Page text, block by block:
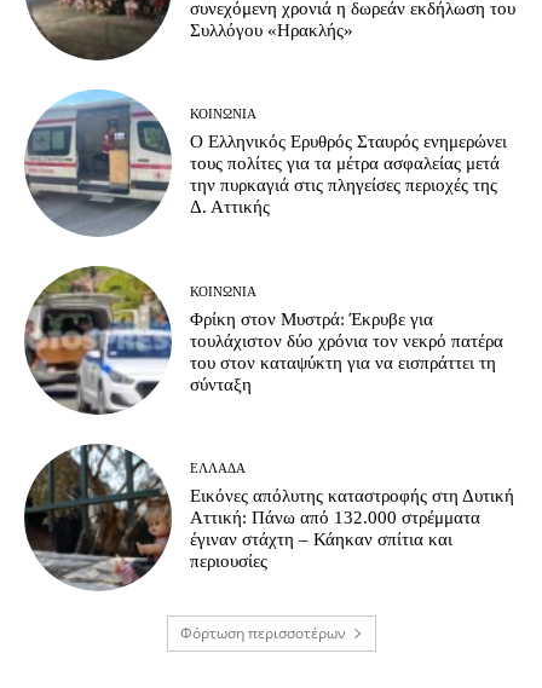
συνεχόμενη χρονιά η δωρεάν εκδήλωση του
Συλλόγου «Ηρακλής»
ΚΟΙΝΩΝΊΑ
Ο Ελληνικός Ερυθρός Σταυρός ενημερώνει
τους πολίτες για τα μέτρα ασφαλείας μετά
την πυρκαγιά στις πληγείσες περιοχές της
Δ. Αττικής
ΚΟΙΝΩΝΊΑ
Φρίκη στον Μυστρά: Έκρυβε για
τουλάχιστον δύο χρόνια τον νεκρό πατέρα
του στον καταψύκτη για να εισπράττει τη
σύνταξη
ΕΛΛΆΔΑ
Εικόνες απόλυτης καταστροφής στη Δυτική
Αττική: Πάνω από 132.000 στρέμματα
έγιναν στάχτη – Κάηκαν σπίτια και
περιουσίες
Φόρτωση περισσοτέρων